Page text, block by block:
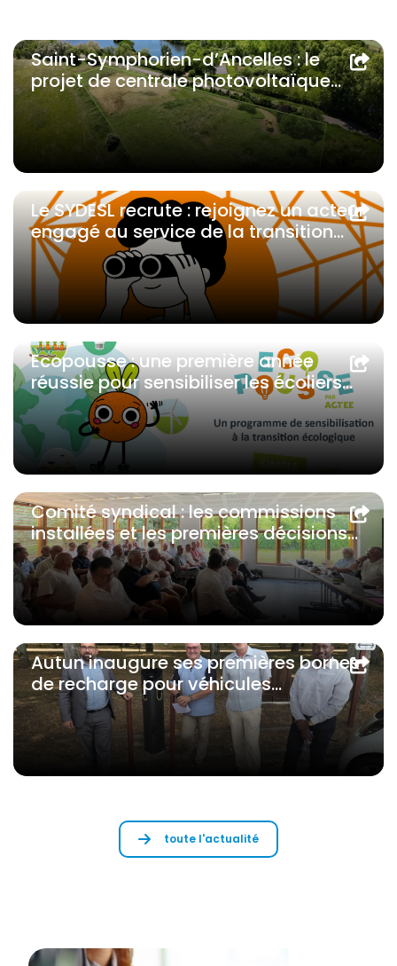
Saint-Symphorien-d’Ancelles : le
projet de centrale photovoltaïque
poursuit son développement
Le SYDESL recrute : rejoignez un acteur
engagé au service de la transition
énergétique des territoires
Ecopousse : une première année
réussie pour sensibiliser les écoliers
de Saône-et-Loire à la transition
énergétique
Comité syndical : les commissions
installées et les premières décisions
adoptées
Autun inaugure ses premières bornes
de recharge pour véhicules
électriques
toute l'actualité